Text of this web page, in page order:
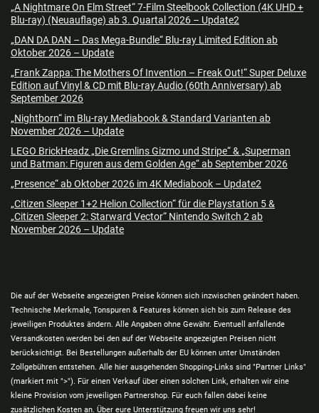
„A Nightmare On Elm Street“ 7-Film Steelbook Collection (4K UHD +
Blu-ray) (Neuauflage) ab 3. Quartal 2026 – Update2
„DAN DA DAN – Das Mega-Bundle“ Blu-ray Limited Edition ab
Oktober 2026 – Update
„Frank Zappa: The Mothers Of Invention – Freak Out!“ Super Deluxe
Edition auf Vinyl & CD mit Blu-ray Audio (60th Anniversary) ab
September 2026
„Nightborn“ im Blu-ray Mediabook & Standard Varianten ab
November 2026 – Update
LEGO BrickHeadz „Die Gremlins Gizmo und Stripe“ & „Superman
und Batman: Figuren aus dem Golden Age“ ab September 2026
„Presence“ ab Oktober 2026 im 4K Mediabook – Update2
„Citizen Sleeper 1+2 Helion Collection“ für die Playstation 5 &
„Citizen Sleeper 2: Starward Vector“ Nintendo Switch 2 ab
November 2026 – Update
Die auf der Webseite angezeigten Preise können sich inzwischen geändert haben.
Technische Merkmale, Tonspuren & Features können sich bis zum Release des
jeweiligen Produktes ändern. Alle Angaben ohne Gewähr. Eventuell anfallende
Versandkosten werden bei den auf der Webseite angezeigten Preisen nicht
berücksichtigt. Bei Bestellungen außerhalb der EU können unter Umständen
Zollgebühren entstehen. Alle hier ausgehenden Shopping-Links sind "Partner Links"
(markiert mit ">"). Für einen Verkauf über einen solchen Link, erhalten wir eine
kleine Provision vom jeweiligen Partnershop. Für euch fallen dabei keine
zusätzlichen Kosten an. Über eure Unterstützung freuen wir uns sehr!